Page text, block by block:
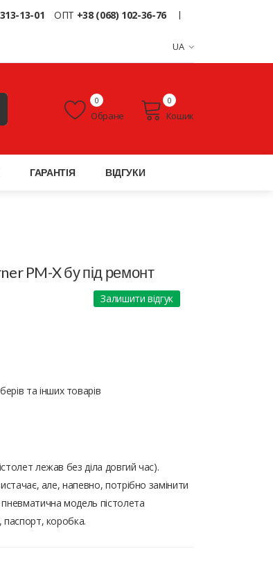
13-01 ОПТ +38 (068) 102-36-76
UA
Обране
0
Кошик
0
ГАРАНТІЯ ВІДГУКИ
PM-X бу під ремонт
Залишити відгук
та інших товарів
лежав без діла довгий час).
але, напевно, потрібно замінити
модель пістолета
паспорт, коробка.